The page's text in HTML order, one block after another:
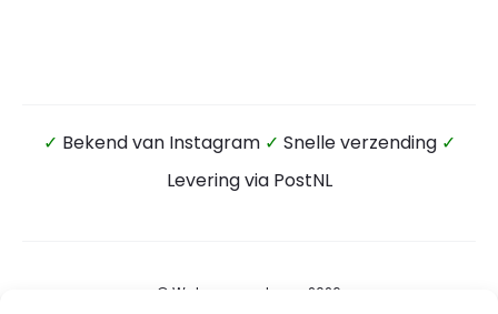
✓ Bekend van Instagram ✓ Snelle verzending ✓
Levering via PostNL
© Wateensound.com 2026